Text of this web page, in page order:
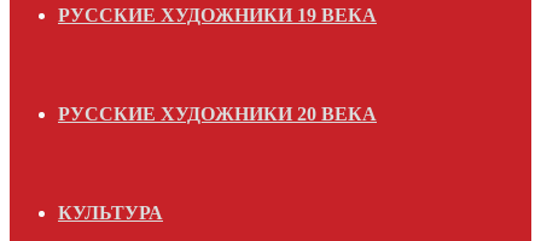
РУССКИЕ ХУДОЖНИКИ 19 ВЕКА
РУССКИЕ ХУДОЖНИКИ 20 ВЕКА
КУЛЬТУРА